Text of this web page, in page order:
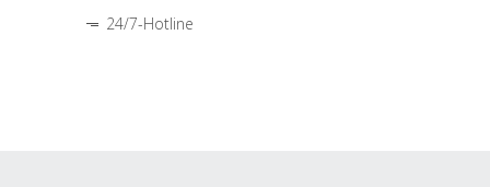
24/7-Hotline